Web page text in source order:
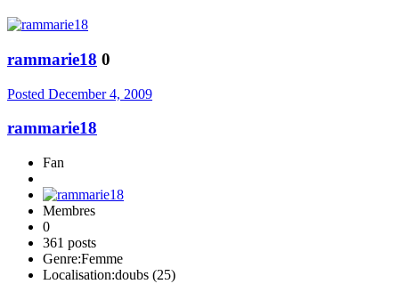
rammarie18 0
Posted December 4, 2009
rammarie18
Fan
Membres
0
361 posts
Genre:Femme
Localisation:doubs (25)